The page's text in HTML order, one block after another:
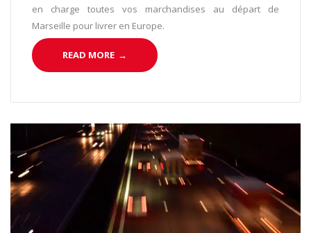
en charge toutes vos marchandises au départ de
Marseille pour livrer en Europe.
READ MORE →